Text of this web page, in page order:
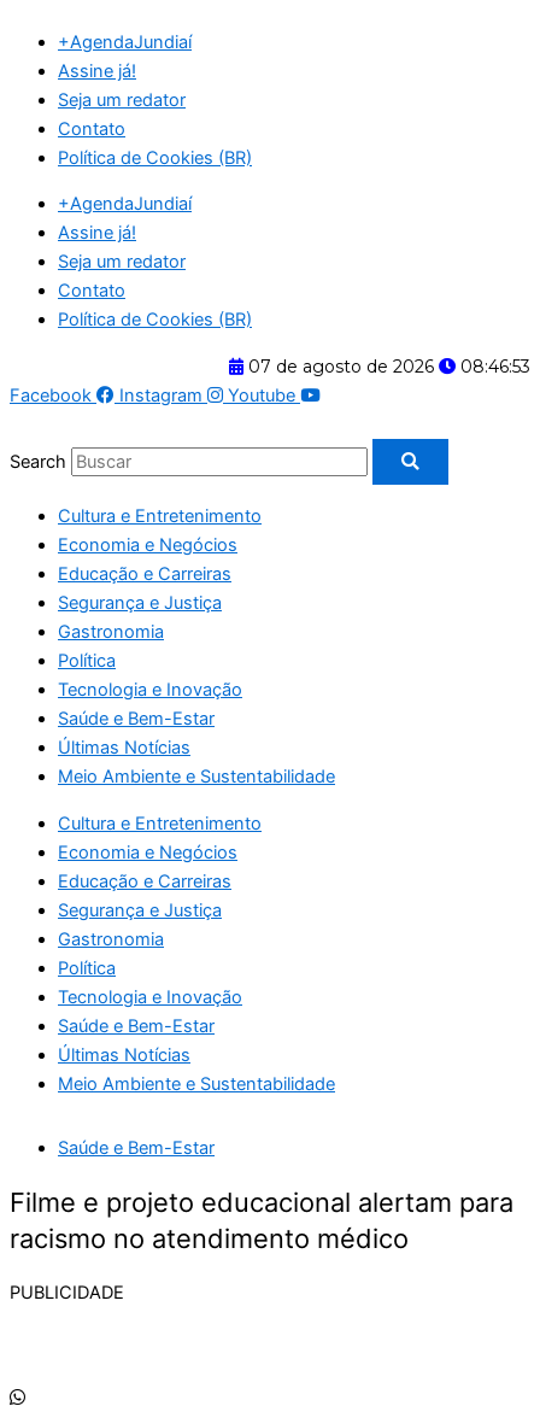
para
conteúdo
+AgendaJundiaí
Assine já!
Seja um redator
Contato
Política de Cookies (BR)
+AgendaJundiaí
Assine já!
Seja um redator
Contato
Política de Cookies (BR)
07 de agosto de 2026
08:46:53
Facebook
Instagram Youtube
Search
Cultura e Entretenimento
Economia e Negócios
Educação e Carreiras
Segurança e Justiça
Gastronomia
Política
Tecnologia e Inovação
Saúde e Bem-Estar
Últimas Notícias
Meio Ambiente e Sustentabilidade
Cultura e Entretenimento
Economia e Negócios
Educação e Carreiras
Segurança e Justiça
Gastronomia
Política
Tecnologia e Inovação
Saúde e Bem-Estar
Últimas Notícias
Meio Ambiente e Sustentabilidade
Saúde e Bem-Estar
Filme e projeto educacional alertam para
racismo no atendimento médico
PUBLICIDADE